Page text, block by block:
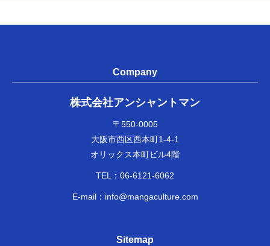
Company
株式会社アンシャントマン
〒550-0005
大阪市西区西本町1-4-1
オリックス本町ビル4階
TEL： 06-6121-6062
E-mail： info@mangaculture.com
Sitemap